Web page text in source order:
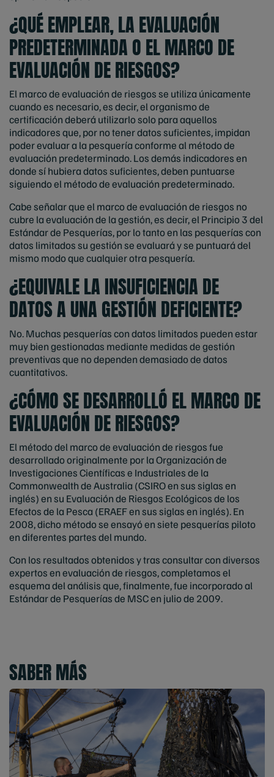
¿QUÉ EMPLEAR, LA EVALUACIÓN
PREDETERMINADA O EL MARCO DE
EVALUACIÓN DE RIESGOS?
El marco de evaluación de riesgos se utiliza únicamente
cuando es necesario, es decir, el organismo de
certificación deberá utilizarlo solo para aquellos
indicadores que, por no tener datos suficientes, impidan
poder evaluar a la pesquería conforme al método de
evaluación predeterminado. Los demás indicadores en
donde sí hubiera datos suficientes, deben puntuarse
siguiendo el método de evaluación predeterminado.
Cabe señalar que el marco de evaluación de riesgos no
cubre la evaluación de la gestión, es decir, el Principio 3 del
Estándar de Pesquerías, por lo tanto en las pesquerías con
datos limitados su gestión se evaluará y se puntuará del
mismo modo que cualquier otra pesquería.
¿EQUIVALE LA INSUFICIENCIA DE
DATOS A UNA GESTIÓN DEFICIENTE?
No. Muchas pesquerías con datos limitados pueden estar
muy bien gestionadas mediante medidas de gestión
preventivas que no dependen demasiado de datos
cuantitativos.
¿CÓMO SE DESARROLLÓ EL MARCO DE
EVALUACIÓN DE RIESGOS?
El método del marco de evaluación de riesgos fue
desarrollado originalmente por la Organización de
Investigaciones Científicas e Industriales de la
Commonwealth de Australia (CSIRO en sus siglas en
inglés) en su Evaluación de Riesgos Ecológicos de los
Efectos de la Pesca (ERAEF en sus siglas en inglés). En
2008, dicho método se ensayó en siete pesquerías piloto
en diferentes partes del mundo.
Con los resultados obtenidos y tras consultar con diversos
expertos en evaluación de riesgos, completamos el
esquema del análisis que, finalmente, fue incorporado al
Estándar de Pesquerías de MSC en julio de 2009.
SABER MÁS